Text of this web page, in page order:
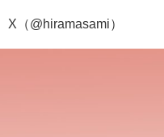
X（@hiramasami）